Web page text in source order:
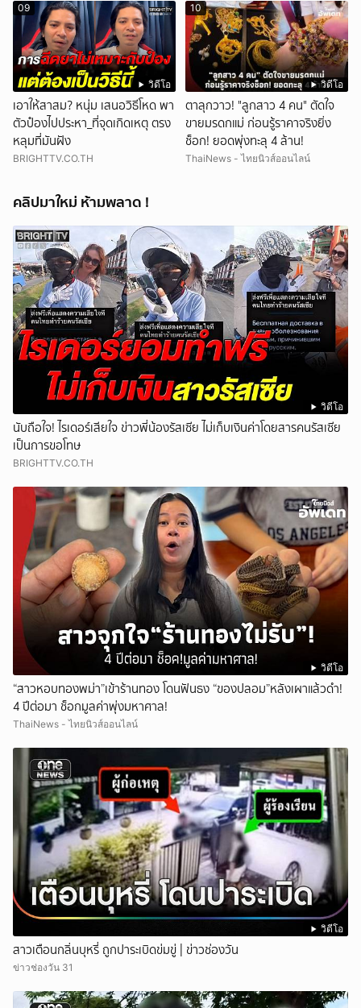
วิดีโอ
09
เอาให้สาสม? หนุ่ม เสนอวิธีโหด พา
ตัวป๋องไปประหา_ที่จุดเกิดเหตุ ตรง
หลุมที่มันฝัง
BRIGHTTV.CO.TH
วิดีโอ
10
ตาลุกวาว! "ลูกสาว 4 คน" ตัดใจ
ขายมรดกแม่ ก่อนรู้ราคาจริงยิ่ง
ช็อก! ยอดพุ่งทะลุ 4 ล้าน!
ThaiNews - ไทยนิวส์ออนไลน์
คลิปมาใหม่ ห้ามพลาด !
วิดีโอ
นับถือใจ! ไรเดอร์เสียใจ ข่าวพี่น้องรัสเซีย ไม่เก็บเงินค่าโดยสารคนรัสเซีย
เป็นการขอโทษ
BRIGHTTV.CO.TH
วิดีโอ
“สาวหอบทองพม่า”เข้าร้านทอง โดนฟันธง “ของปลอม”หลังเผาแล้วดำ!
4 ปีต่อมา ช็อกมูลค่าพุ่งมหาศาล!
ThaiNews - ไทยนิวส์ออนไลน์
วิดีโอ
สาวเตือนกลิ่นบุหรี่ ถูกปาระเบิดข่มขู่ | ข่าวช่องวัน
ข่าวช่องวัน 31